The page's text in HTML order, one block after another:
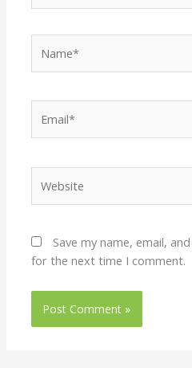
Save my name, email,
for the next time I comment.